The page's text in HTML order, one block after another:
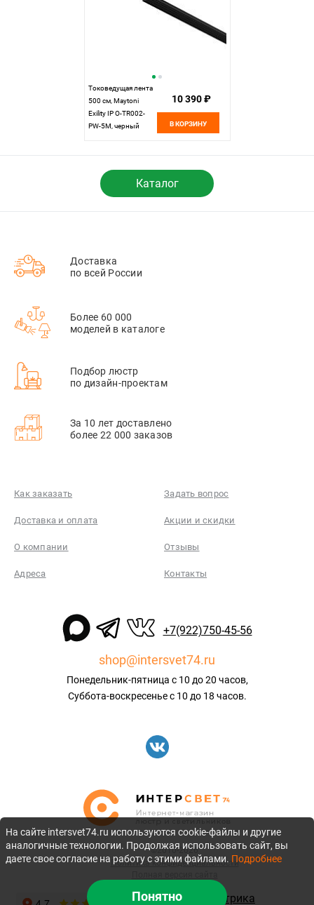
Токоведущая лента
500 см, Maytoni
Exility IP O-TR002-
PW-5M, черный
10 390 ₽
В КОРЗИНУ
Каталог
Доставка
по всей России
Более 60 000
моделей в каталоге
Подбор люстр
по дизайн-проектам
За 10 лет доставлено
более 22 000 заказов
Как заказать Задать вопрос
Доставка и оплата Акции и скидки
О компании Отзывы
Адреса Контакты
+7(922)750-45-56
shop@intersvet74.ru
Понедельник-пятница с 10 до 20 часов,
Суббота-воскресенье с 10 до 18 часов.
©2010-2026
Политика конфиденциальности
На сайте intersvet74.ru используются cookie-файлы и другие
аналогичные технологии. Продолжая использовать сайт, вы
даете свое согласие на работу с этими файлами. Подробнее
Понятно